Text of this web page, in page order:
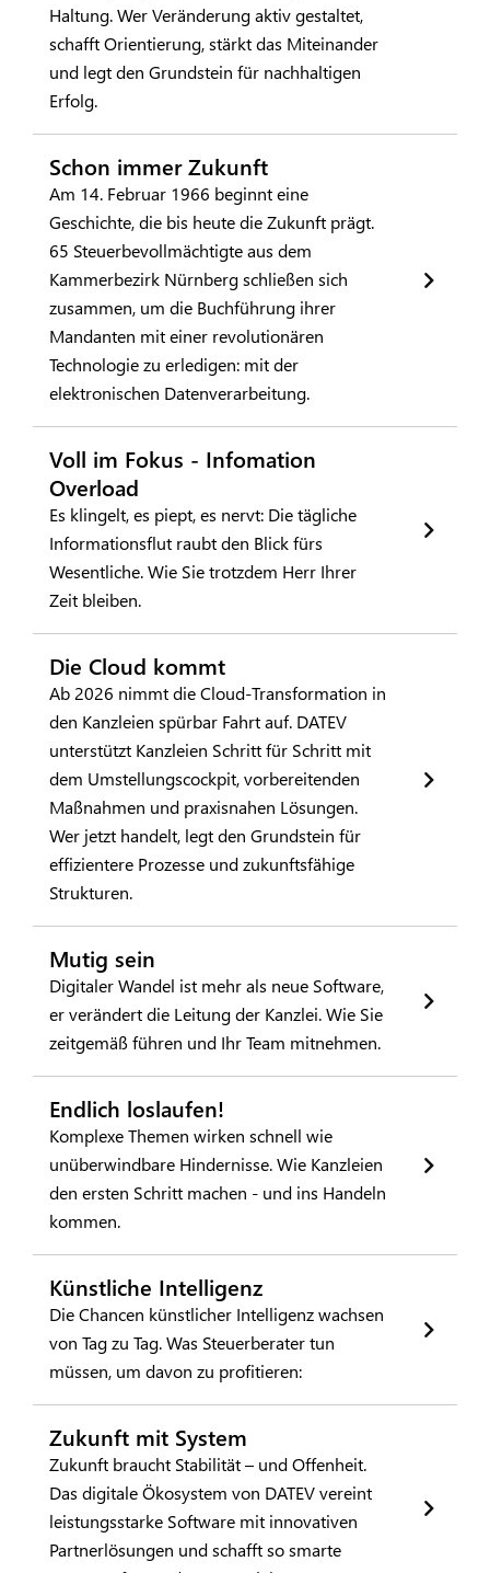
Haltung. Wer Veränderung aktiv gestaltet,
schafft Orientierung, stärkt das Miteinander
und legt den Grundstein für nachhaltigen
Erfolg.
Schon immer Zukunft
Am 14. Februar 1966 beginnt eine
Geschichte, die bis heute die Zukunft prägt.
65 Steuerbevollmächtigte aus dem
Kammerbezirk Nürnberg schließen sich
zusammen, um die Buchführung ihrer
Mandanten mit einer revolutionären
Technologie zu erledigen: mit der
elektronischen Datenverarbeitung.
Voll im Fokus - Infomation
Overload
Es klingelt, es piept, es nervt: Die tägliche
Informationsflut raubt den Blick fürs
Wesentliche. Wie Sie trotzdem Herr Ihrer
Zeit bleiben.
Die Cloud kommt
Ab 2026 nimmt die Cloud-Transformation in
den Kanzleien spürbar Fahrt auf. DATEV
unterstützt Kanzleien Schritt für Schritt mit
dem Umstellungscockpit, vorbereitenden
Maßnahmen und praxisnahen Lösungen.
Wer jetzt handelt, legt den Grundstein für
effizientere Prozesse und zukunftsfähige
Strukturen.
Mutig sein
Digitaler Wandel ist mehr als neue Software,
er verändert die Leitung der Kanzlei. Wie Sie
zeitgemäß führen und Ihr Team mitnehmen.
Endlich loslaufen!
Komplexe Themen wirken schnell wie
unüberwindbare Hindernisse. Wie Kanzleien
den ersten Schritt machen - und ins Handeln
kommen.
Künstliche Intelligenz
Die Chancen künstlicher Intelligenz wachsen
von Tag zu Tag. Was Steuerberater tun
müssen, um davon zu profitieren:
Zukunft mit System
Zukunft braucht Stabilität – und Offenheit.
Das digitale Ökosystem von DATEV vereint
leistungsstarke Software mit innovativen
Partnerlösungen und schafft so smarte